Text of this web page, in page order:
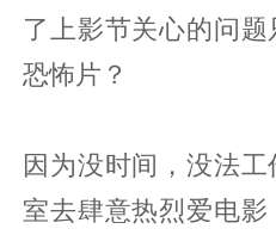
了上影节关心的问
恐怖片？
因为没时间，没法
室去肆意热烈爱电